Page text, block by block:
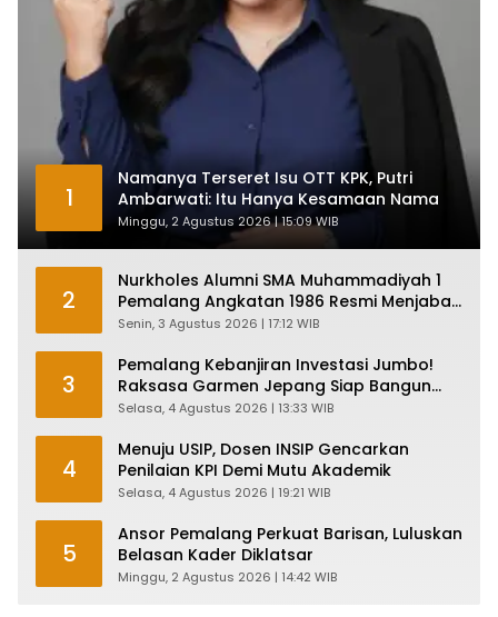
1
Namanya Terseret Isu OTT KPK, Putri
Ambarwati: Itu Hanya Kesamaan Nama
Minggu, 2 Agustus 2026 | 15:09 WIB
2
Nurkholes Alumni SMA Muhammadiyah 1
Pemalang Angkatan 1986 Resmi Menjabat
Plt Bupati, Inilah Pesan Ketua Asmam 86
Senin, 3 Agustus 2026 | 17:12 WIB
3
Pemalang Kebanjiran Investasi Jumbo!
Raksasa Garmen Jepang Siap Bangun
Pabrik dan Serap Ribuan Tenaga Kerja
Selasa, 4 Agustus 2026 | 13:33 WIB
4
Menuju USIP, Dosen INSIP Gencarkan
Penilaian KPI Demi Mutu Akademik
Selasa, 4 Agustus 2026 | 19:21 WIB
5
Ansor Pemalang Perkuat Barisan, Luluskan
Belasan Kader Diklatsar
Minggu, 2 Agustus 2026 | 14:42 WIB